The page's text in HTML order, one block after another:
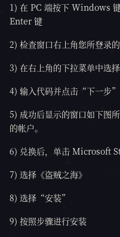
1) 在 PC 端按下 Windows
Enter 键
2) 检查窗口右上角您所登录的
3) 在右上角的下拉菜单中选
4) 输入代码并点击“下一步”
5) 成功后显示的窗口如下图
的帐户。
6) 兑换后，单击 Microsoft
7) 选择《盗贼之海》
8) 选择“安装”
9) 按照步骤进行安装